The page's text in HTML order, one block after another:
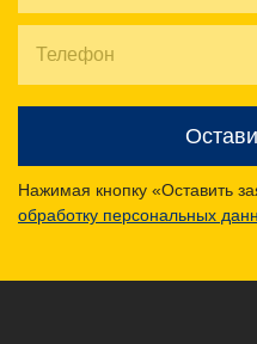
Нажимая кнопку «Оставить
обработку персональных